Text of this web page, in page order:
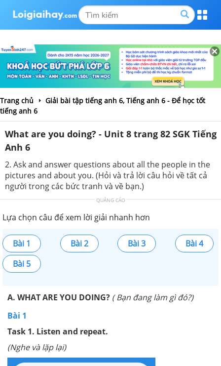
Trang chủ
Giải bài tập tiếng anh 6, Tiếng anh 6 - Để học tốt
tiếng anh 6
What are you doing? - Unit 8 trang 82 SGK Tiếng
Anh 6
2. Ask and answer questions about all the people in the
pictures and about you. (Hỏi và trả lời câu hỏi về tất cả
người trong các bức tranh và về bạn.)
QUẢNG CÁO
Lựa chọn câu để xem lời giải nhanh hơn
Bài 1 Bài 2 Bài 3
Bài 4
Bài 5
A. WHAT ARE YOU DOING? ( Bạn đang làm gì đó?)
Bài 1
Task 1. Listen and repeat.
(Nghe và lặp lại)